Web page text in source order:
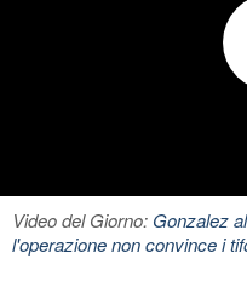
Video del Giorno: Gonzalez
l'operazione non convince i